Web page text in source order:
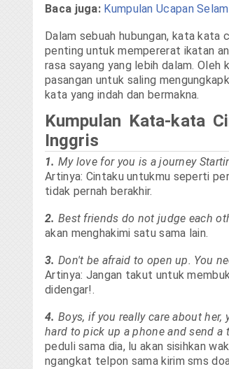
Baca juga: Kumpulan Ucapan
Dalam sebuah hubungan, kata
penting untuk mempererat ikatan
rasa sayang yang lebih dalam. Oleh
pasangan untuk saling
kata yang indah dan bermakna.
Kumpulan Kata-kata
Inggris
1. My love for you is a journey
Artinya: Cintaku untukmu seperti
tidak pernah berakhir.
2. Best friends do not judge each
akan menghakimi satu sama lain.
3. Don't be afraid to open up. You
Artinya: Jangan takut untuk
didengar!.
4. Boys, if you really care about
hard to pick up a phone and send a
peduli sama dia, lu akan sisihkan
ngangkat telpon sama kirim sms